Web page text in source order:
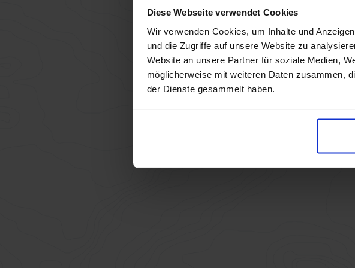
Diese Webseite verwendet Cookies
Wir verwenden Cookies, um Inhalte und
und die Zugriffe auf unsere Website zu
Website an unsere Partner für soziale Medien,
möglicherweise mit weiteren Daten zusammen,
der Dienste gesammelt haben.